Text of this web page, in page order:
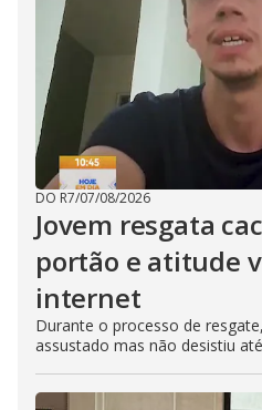
DO R7/07/08/2026
Jovem resgata
portão e atitude
internet
Durante o processo de
assustado mas não desistiu